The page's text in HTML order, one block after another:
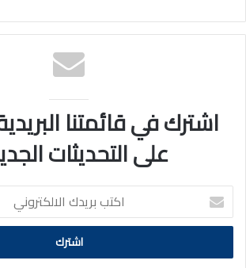
اشترك في قائمتنا
على التحديثات
اكتب
بريدك
الالكتروني